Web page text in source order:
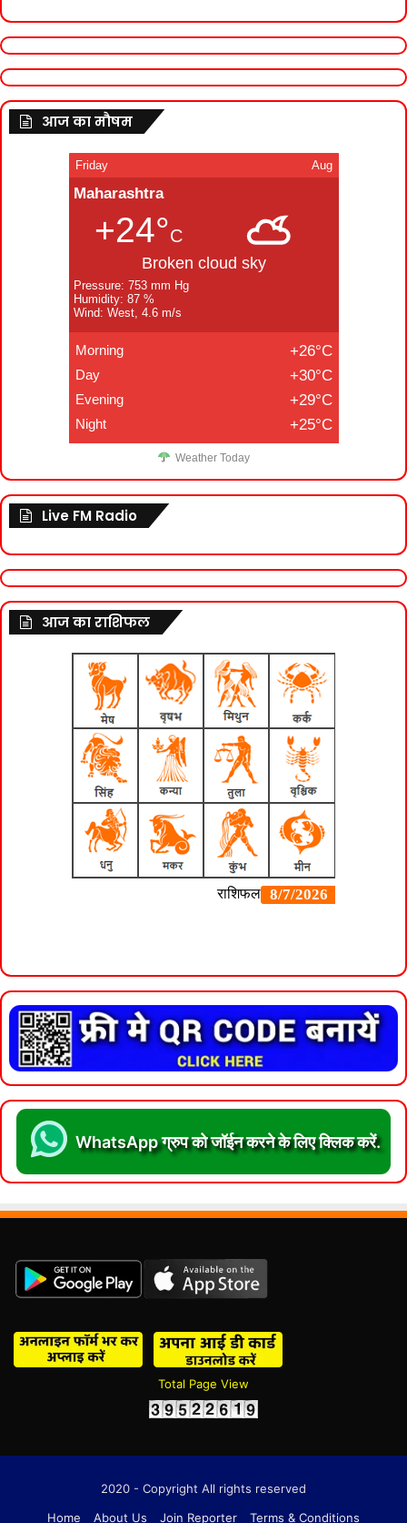
आज का मौषम
Friday Aug
Maharashtra
+24°C
Broken cloud sky
Pressure: 753 mm Hg
Humidity: 87 %
Wind: West, 4.6 m/s
Morning +26°C
Day +30°C
Evening +29°C
Night +25°C
Weather Today
Live FM Radio
आज का राशिफल
WhatsApp ग्रुप को जॉईन करने के लिए क्लिक करें.
Total Page View
2020 - Copyright All rights reserved
Home
About Us Join Reporter Terms & Conditions